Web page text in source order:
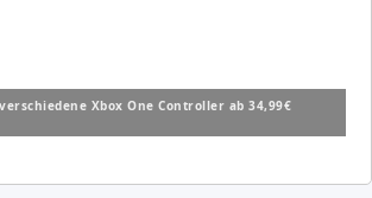
Xbox One Controller ab 34,99€